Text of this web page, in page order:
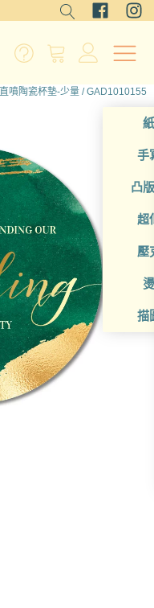
手
凸
超
壓
描
直噴陶瓷杯墊-少量 / GAD1010155